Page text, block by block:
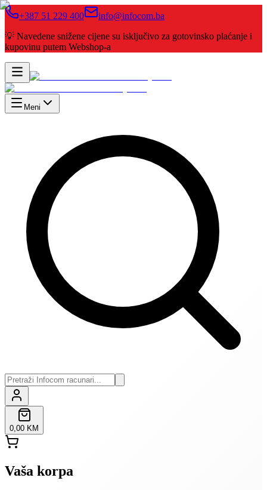
+387 51 229 400
info@infocom.ba
💡 Navedene snižene cijene su isključivo za gotovinsko plaćanje i
kupovinu putem Webshop-a
Meni
0,00 KM
Vaša korpa